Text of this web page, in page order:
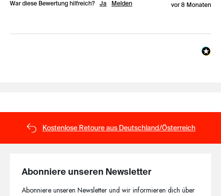
War diese Bewertung hilfreich? Ja Melden vor 8 Monaten
Kostenlose Retoure aus Deutschland/Österreich
Abonniere unseren Newsletter
Abonniere unseren Newsletter und wir informieren dich über